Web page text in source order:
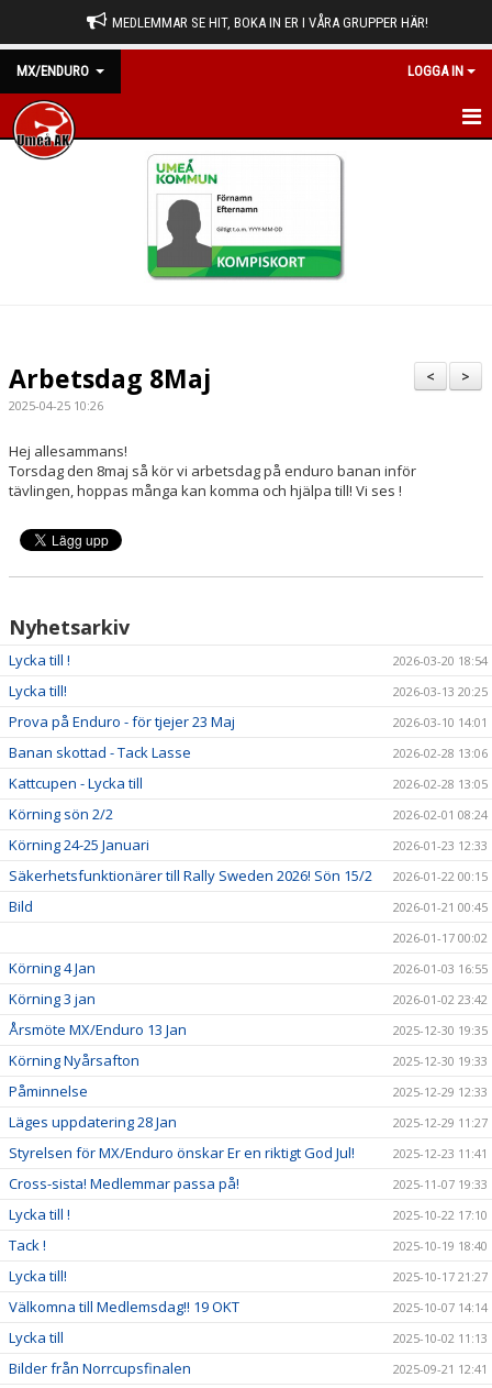
MEDLEMMAR SE HIT, BOKA IN ER I VÅRA GRUPPER HÄR!
MX/ENDURO LOGGA IN
HEM
KONTAKT
>
<
Arbetsdag 8Maj
2025-04-25 10:26
Hej allesammans!
Torsdag den 8maj så kör vi arbetsdag på enduro banan inför
tävlingen, hoppas många kan komma och hjälpa till! Vi ses !
Nyhetsarkiv
Lycka till ! 2026-03-20 18:54
Lycka till! 2026-03-13 20:25
Prova på Enduro - för tjejer 23 Maj 2026-03-10 14:01
Banan skottad - Tack Lasse 2026-02-28 13:06
Kattcupen - Lycka till 2026-02-28 13:05
Körning sön 2/2 2026-02-01 08:24
Körning 24-25 Januari 2026-01-23 12:33
Säkerhetsfunktionärer till Rally Sweden 2026! Sön 15/2 2026-01-22 00:15
Bild
2026-01-21 00:45
2026-01-17 00:02
Körning 4 Jan 2026-01-03 16:55
Körning 3 jan 2026-01-02 23:42
Årsmöte MX/Enduro 13 Jan 2025-12-30 19:35
Körning Nyårsafton 2025-12-30 19:33
Påminnelse 2025-12-29 12:33
Läges uppdatering 28 Jan 2025-12-29 11:27
Styrelsen för MX/Enduro önskar Er en riktigt God Jul! 2025-12-23 11:41
Cross-sista! Medlemmar passa på! 2025-11-07 19:33
Lycka till ! 2025-10-22 17:10
Tack ! 2025-10-19 18:40
Lycka till! 2025-10-17 21:27
Välkomna till Medlemsdag!! 19 OKT 2025-10-07 14:14
Lycka till 2025-10-02 11:13
Bilder från Norrcupsfinalen 2025-09-21 12:41